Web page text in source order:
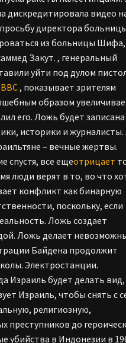
дискредитировала видео
директора
из больницы
Закут. , генеральный
уйти под дулом
BBC, показывает зрителям
образом
его. Ложь будет записана
историки и
– вечные жертвы.
спустя, все ещеотрицает
люди верят в то, во что
конфликт как бинарную
поскольку, если
Ложь создает
Ложь делает
Байдена продолжит
Электростанции.
Израиль будет делать вид,
Израиль, чтобы снять с
религиозную,
преступников до
убийства в Индонезии в